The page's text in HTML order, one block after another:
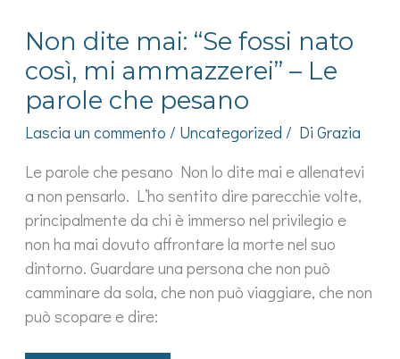
Non dite mai: “Se fossi nato
così, mi ammazzerei” – Le
parole che pesano
Lascia un commento / Uncategorized / DiGrazia
Le parole che pesano Non lo dite mai e allenatevi
a non pensarlo. L’ho sentito dire parecchie volte,
principalmente da chi è immerso nel privilegio e
non ha mai dovuto affrontare la morte nel suo
dintorno. Guardare una persona che non può
camminare da sola, che non può viaggiare, che non
può scopare e dire: